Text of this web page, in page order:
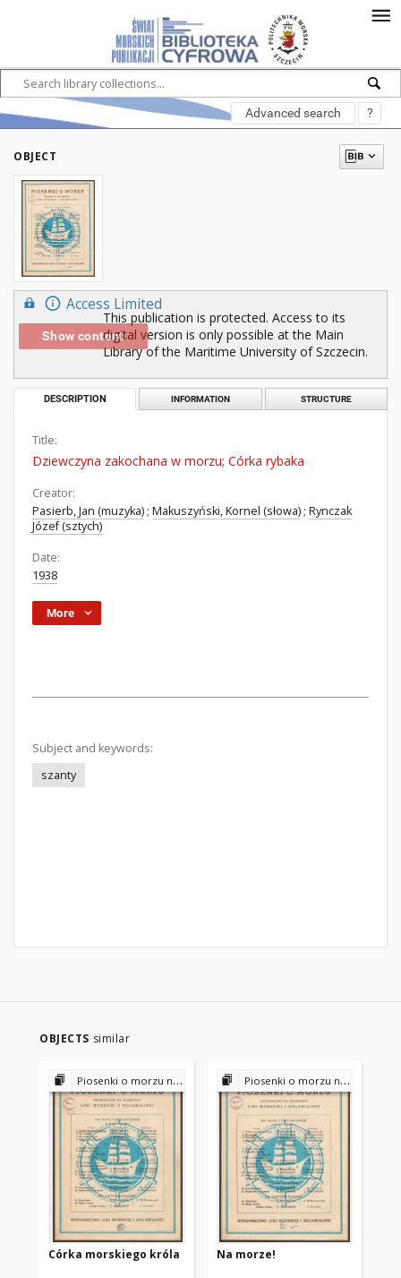
Advanced search ?
OBJECT
Access Limited
Show content
This publication is protected. Access to its
digital version is only possible at the Main
Library of the Maritime University of Szczecin.
DESCRIPTION INFORMATION STRUCTURE
Title:
Dziewczyna zakochana w morzu; Córka rybaka
Creator:
Pasierb, Jan (muzyka) ; Makuszyński, Kornel (słowa) ; Rynczak
Józef (sztych)
Date:
1938
More
Subject and keywords:
szanty
OBJECTS similar
Piosenki o morzu nagrodzone na konkursie Ligi Morskiej i Kolonialnej
Córka morskiego króla
Piosenki o morzu nagrodzone na konkursie Ligi Morskiej i Kolonialnej
Na morze!